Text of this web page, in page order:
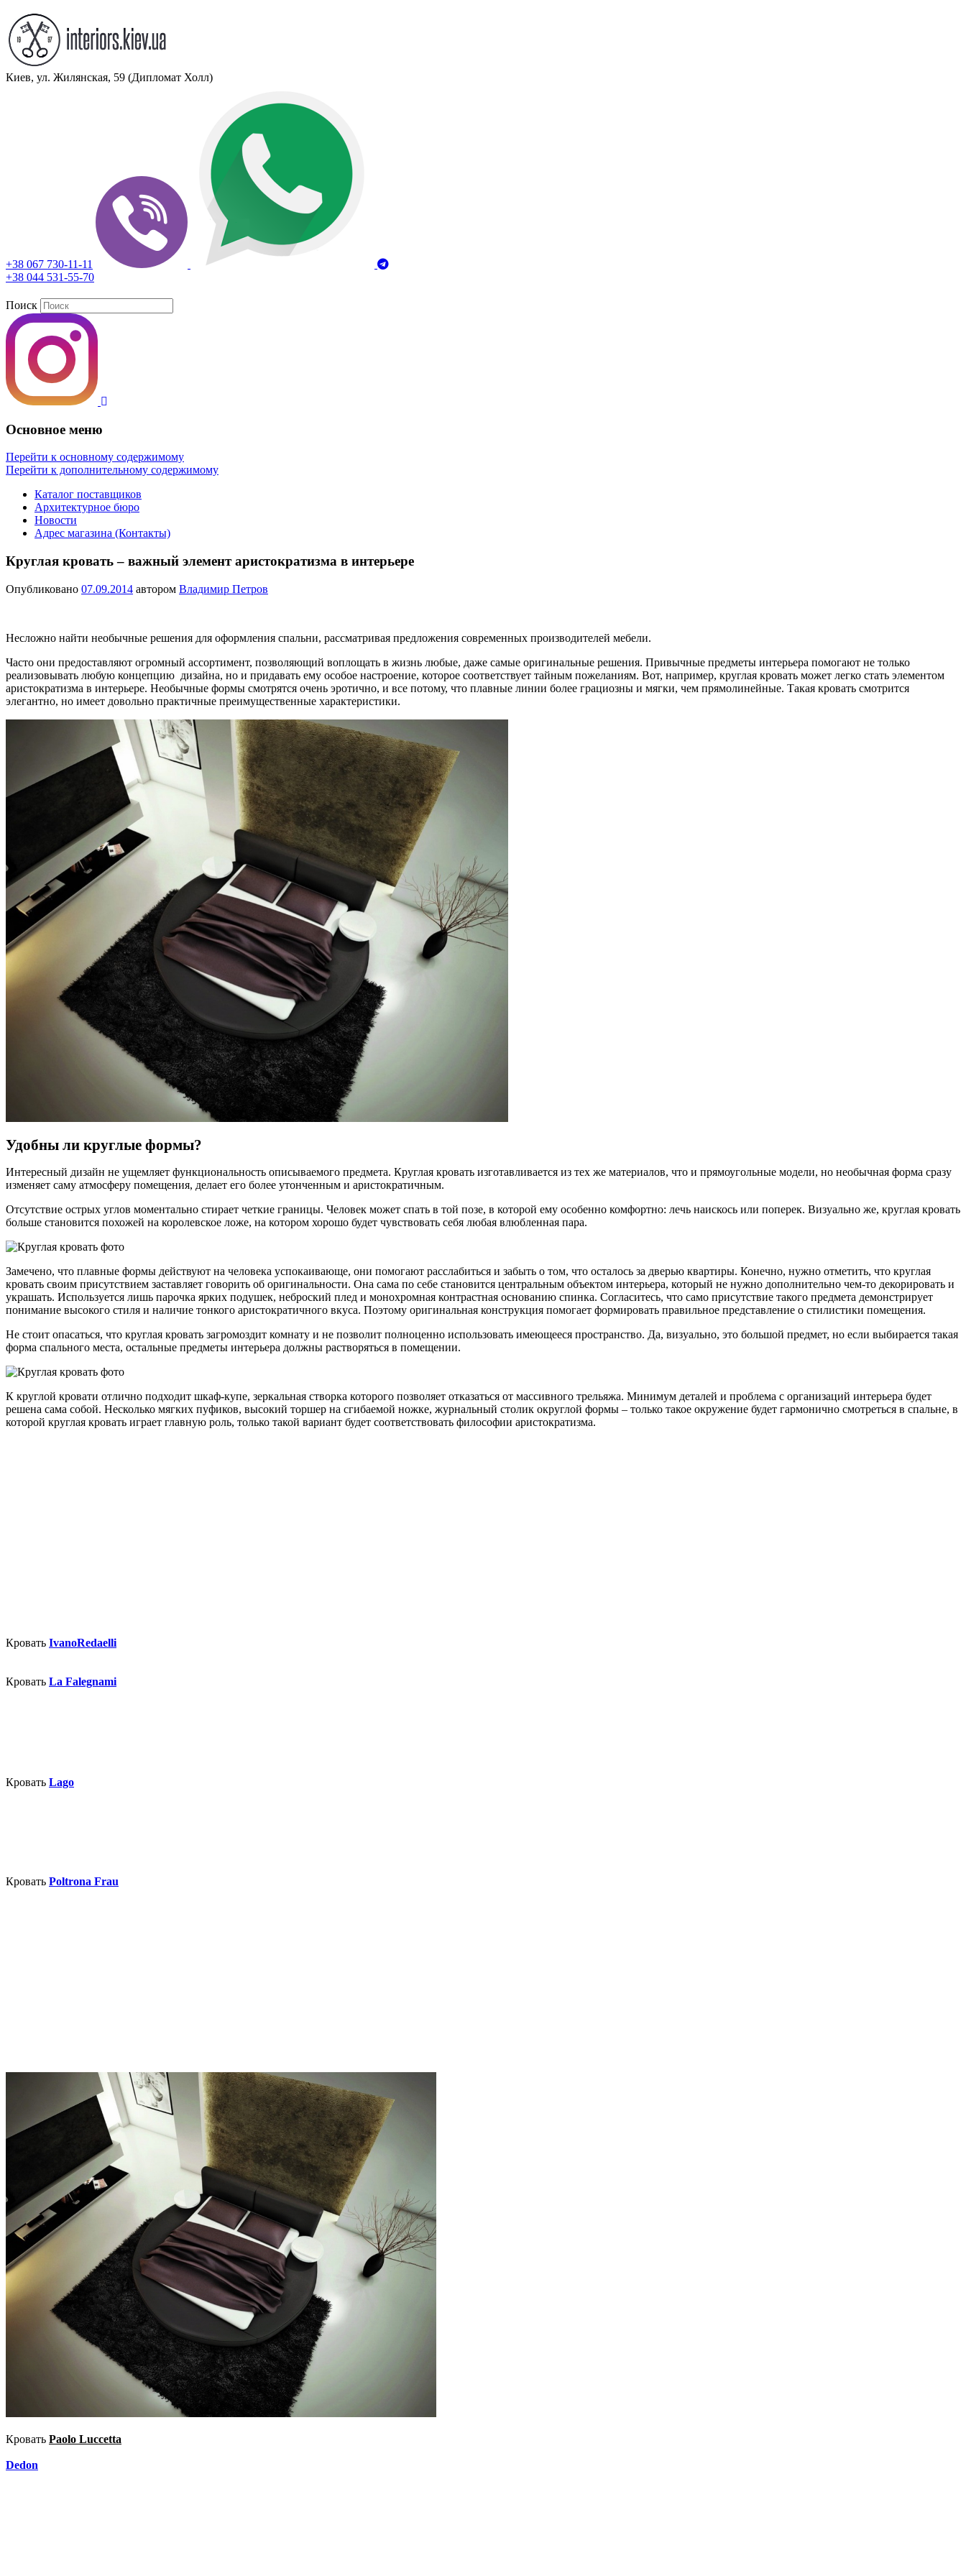
Киев, ул. Жилянская, 59 (Дипломат Холл)
+38 067 730-11-11
+38 044 531-55-70
Поиск
Основное меню
Перейти к основному содержимому
Перейти к дополнительному содержимому
Каталог поставщиков
Архитектурное бюро
Новости
Адрес магазина (Контакты)
Круглая кровать – важный элемент аристократизма в интерьере
Опубликовано 07.09.2014 автором Владимир Петров
Несложно найти необычные решения для оформления спальни, рассматривая предложения современных производителей мебели.
Часто они предоставляют огромный ассортимент, позволяющий воплощать в жизнь любые, даже самые оригинальные решения. Привычные предметы интерьера помогают не только
реализовывать любую концепцию дизайна, но и придавать ему особое настроение, которое соответствует тайным пожеланиям. Вот, например, круглая кровать может легко стать элементом
аристократизма в интерьере. Необычные формы смотрятся очень эротично, и все потому, что плавные линии более грациозны и мягки, чем прямолинейные. Такая кровать смотрится
элегантно, но имеет довольно практичные преимущественные характеристики.
Удобны ли круглые формы?
Интересный дизайн не ущемляет функциональность описываемого предмета. Круглая кровать изготавливается из тех же материалов, что и прямоугольные модели, но необычная форма сразу
изменяет саму атмосферу помещения, делает его более утонченным и аристократичным.
Отсутствие острых углов моментально стирает четкие границы. Человек может спать в той позе, в которой ему особенно комфортно: лечь наискось или поперек. Визуально же, круглая кровать
больше становится похожей на королевское ложе, на котором хорошо будет чувствовать себя любая влюбленная пара.
Замечено, что плавные формы действуют на человека успокаивающе, они помогают расслабиться и забыть о том, что осталось за дверью квартиры. Конечно, нужно отметить, что круглая
кровать своим присутствием заставляет говорить об оригинальности. Она сама по себе становится центральным объектом интерьера, который не нужно дополнительно чем-то декорировать и
украшать. Используется лишь парочка ярких подушек, неброский плед и монохромная контрастная основанию спинка. Согласитесь, что само присутствие такого предмета демонстрирует
понимание высокого стиля и наличие тонкого аристократичного вкуса. Поэтому оригинальная конструкция помогает формировать правильное представление о стилистики помещения.
Не стоит опасаться, что круглая кровать загромоздит комнату и не позволит полноценно использовать имеющееся пространство. Да, визуально, это большой предмет, но если выбирается такая
форма спального места, остальные предметы интерьера должны растворяться в помещении.
К круглой кровати отлично подходит шкаф-купе, зеркальная створка которого позволяет отказаться от массивного трельяжа. Минимум деталей и проблема с организаций интерьера будет
решена сама собой. Несколько мягких пуфиков, высокий торшер на сгибаемой ножке, журнальный столик округлой формы – только такое окружение будет гармонично смотреться в спальне, в
которой круглая кровать играет главную роль, только такой вариант будет соответствовать философии аристократизма.
Кровать IvanoRedaelli
Кровать La Falegnami
Кровать Lago
Кровать Poltrona Frau
Кровать Paolo Luccetta
Dedon